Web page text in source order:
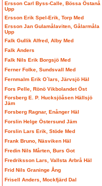
Ersson Carl Byss-Calle, Bössa Östanå
Upp
Ersson Erik Spel-Erik, Torp Med
Ersson Jan Gulamålaviten, Gålarmåla
Upp
Falk Gullik Alfred, Alby Med
Falk Anders
Falk Nils Erik Borgsjö Med
Ferner Folke, Sundsvall Med
Fernmalm Erik O´lars, Järvsjö Häl
Fors Pelle, Rönö Vikbolandet Öst
Forsberg E. P. Hucksjöåsen Hällsjö
Jäm
Forsberg Ragnar, Enånger Häl
Forslin Helge Östersund Jäm
Forslin Lars Erik, Stöde Med
Frank Bruno, Näsviken Häl
Fredin Nils Mårten, Burs Got
Fredriksson Lars, Vallsta Arbrå Häl
Frid Nils Graninge Ång
Frisell Anders, Mockfjärd Dal